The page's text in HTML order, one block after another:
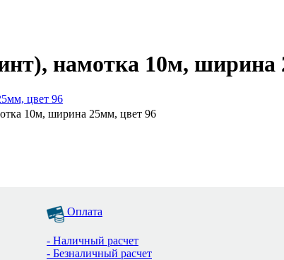
намотка 10м, ширина
10м, ширина 25мм, цвет 96
Оплата
- Наличный расчет
- Безналичный расчет